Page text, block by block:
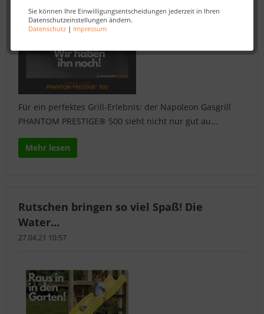
Sie können Ihre Einwilligungsentscheidungen jederzeit in Ihren
Datenschutzeinstellungen ändern.
Datenschutz| Impressum
Für ein perfektes Grill-Erlebnis: der Napoleon Gasgrill
PHANTOM PRESTIGE® 500 sieht nicht nur gut au...
Mehr lesen
Rutschen bringen so viel Spaß! Die
Water...
27.04.21 10:57